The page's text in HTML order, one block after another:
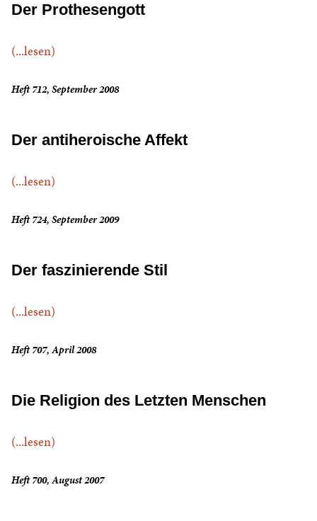
Der Prothesengott
(...lesen)
Heft 712, September 2008
Der antiheroische Affekt
(...lesen)
Heft 724, September 2009
Der faszinierende Stil
(...lesen)
Heft 707, April 2008
Die Religion des Letzten Menschen
(...lesen)
Heft 700, August 2007